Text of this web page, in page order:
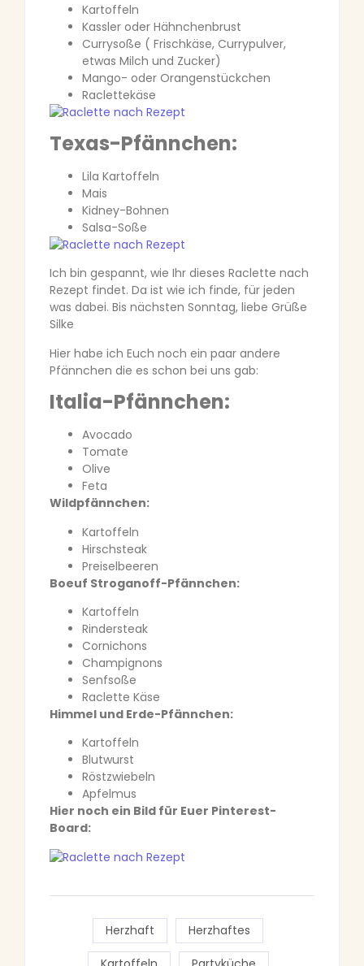
Kartoffeln
Kassler oder Hähnchenbrust
Currysoße ( Frischkäse, Currypulver,
etwas Milch und Zucker)
Mango- oder Orangenstückchen
Raclettekäse
Texas-Pfännchen:
Lila Kartoffeln
Mais
Kidney-Bohnen
Salsa-Soße
Ich bin gespannt, wie Ihr dieses Raclette nach
Rezept findet. Da ist wie ich finde, für jeden
was dabei. Bis nächsten Sonntag, liebe Grüße
Silke
Hier habe ich Euch noch ein paar andere
Pfännchen die es schon bei uns gab:
Italia-Pfännchen:
Avocado
Tomate
Olive
Feta
Wildpfännchen:
Kartoffeln
Hirschsteak
Preiselbeeren
Boeuf Stroganoff-Pfännchen:
Kartoffeln
Rindersteak
Cornichons
Champignons
Senfsoße
Raclette Käse
Himmel und Erde-Pfännchen:
Kartoffeln
Blutwurst
Röstzwiebeln
Apfelmus
Hier noch ein Bild für Euer Pinterest-
Board:
Herzhaft Herzhaftes